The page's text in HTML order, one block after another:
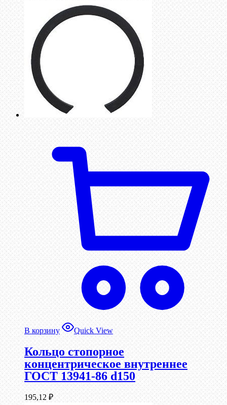
В корзину Quick View
Кольцо стопорное
концентрическое внутреннее
ГОСТ 13941-86 d150
195,12 ₽